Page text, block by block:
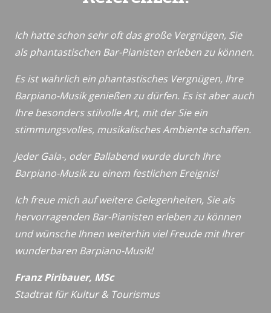
Ich hatte schon sehr oft das große Vergnügen, Sie
als phantastischen Bar-Pianisten erleben zu können.
Es ist wahrlich ein phantastisches Vergnügen, Ihre
Barpiano-Musik genießen zu dürfen. Es ist aber auch
Ihre besonders stilvolle Art, mit der Sie ein
stimmungsvolles, musikalisches Ambiente schaffen.
Jeder Gala-, oder Ballabend wurde durch Ihre
Barpiano-Musik zu einem festlichen Ereignis!
Ich freue mich auf weitere Gelegenheiten, Sie als
hervorragenden Bar-Pianisten erleben zu können
und wünsche Ihnen weiterhin viel Freude mit Ihrer
wunderbaren Barpiano-Musik!
Franz Piribauer, MSc
Stadtrat für Kultur & Tourismus